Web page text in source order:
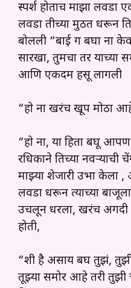
स्पर्श होताच माझा
लवडा तीच्या मुठीत धरून
बोलली “बाई ग बघा ना
सारखा, तुमचा तर याच्या
आणि एकदम हसू लागली
“हो ना खरंच खूप मोठा
“हो ना, या हिता बघू
रधिकाने तिच्या नवऱ्याची
माझ्या शेजारी उभा केला
लवडा धरून त्याच्या बाजूला
उचलून धरला, खरंच अगदी
होती,
“शी है असाय बघ तुझं,
तूझ्या समोर आहे तरी तुझी